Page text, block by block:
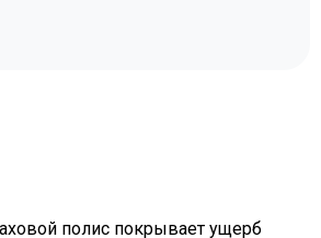
полис покрывает ущерб